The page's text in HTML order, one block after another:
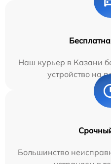
Наш курьер в Казани
устройство на
Большинство